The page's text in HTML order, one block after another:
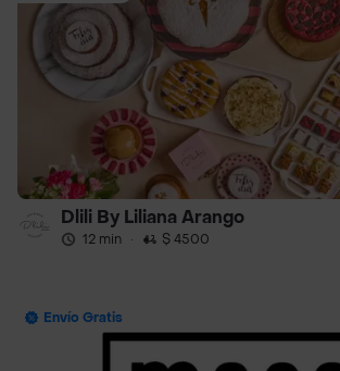
Dlili By Liliana Arango
12 min · $ 4500
Envío Gratis